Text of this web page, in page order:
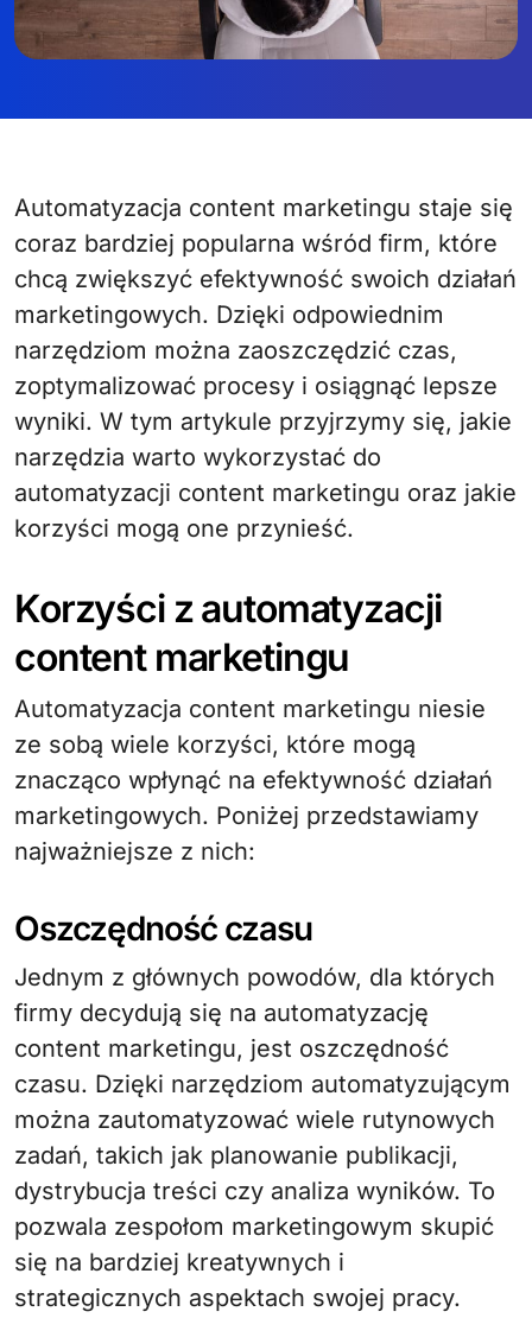
Automatyzacja content marketingu staje się
coraz bardziej popularna wśród firm, które
chcą zwiększyć efektywność swoich działań
marketingowych. Dzięki odpowiednim
narzędziom można zaoszczędzić czas,
zoptymalizować procesy i osiągnąć lepsze
wyniki. W tym artykule przyjrzymy się, jakie
narzędzia warto wykorzystać do
automatyzacji content marketingu oraz jakie
korzyści mogą one przynieść.
Korzyści z automatyzacji
content marketingu
Automatyzacja content marketingu niesie
ze sobą wiele korzyści, które mogą
znacząco wpłynąć na efektywność działań
marketingowych. Poniżej przedstawiamy
najważniejsze z nich:
Oszczędność czasu
Jednym z głównych powodów, dla których
firmy decydują się na automatyzację
content marketingu, jest oszczędność
czasu. Dzięki narzędziom automatyzującym
można zautomatyzować wiele rutynowych
zadań, takich jak planowanie publikacji,
dystrybucja treści czy analiza wyników. To
pozwala zespołom marketingowym skupić
się na bardziej kreatywnych i
strategicznych aspektach swojej pracy.